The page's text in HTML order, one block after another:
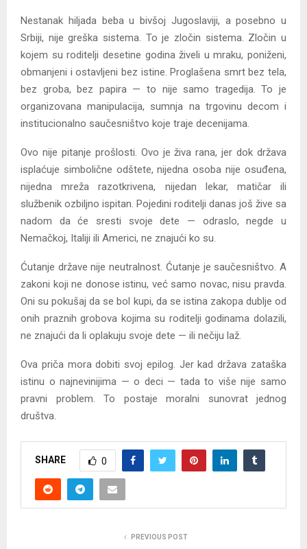
Nestanak hiljada beba u bivšoj Jugoslaviji, a posebno u
Srbiji, nije greška sistema. To je zločin sistema. Zločin u
kojem su roditelji desetine godina živeli u mraku, poniženi,
obmanjeni i ostavljeni bez istine. Proglašena smrt bez tela,
bez groba, bez papira — to nije samo tragedija. To je
organizovana manipulacija, sumnja na trgovinu decom i
institucionalno saučesništvo koje traje decenijama.
Ovo nije pitanje prošlosti. Ovo je živa rana, jer dok država
isplaćuje simbolične odštete, nijedna osoba nije osuđena,
nijedna mreža razotkrivena, nijedan lekar, matičar ili
službenik ozbiljno ispitan. Pojedini roditelji danas još žive sa
nadom da će sresti svoje dete — odraslo, negde u
Nemačkoj, Italiji ili Americi, ne znajući ko su.
Ćutanje države nije neutralnost. Ćutanje je saučesništvo. A
zakoni koji ne donose istinu, već samo novac, nisu pravda.
Oni su pokušaj da se bol kupi, da se istina zakopa dublje od
onih praznih grobova kojima su roditelji godinama dolazili,
ne znajući da li oplakuju svoje dete — ili nečiju laž.
Ova priča mora dobiti svoj epilog. Jer kad država zataška
istinu o najnevinijima — o deci — tada to više nije samo
pravni problem. To postaje moralni sunovrat jednog
društva.
SHARE 0
PREVIOUS POST